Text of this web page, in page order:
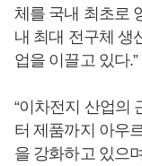
체를 국내 최초로
내 최대 전구체 생
업을 이끌고 있다.”
“이차전지 산업의
터 제품까지 아우
을 강화하고 있으